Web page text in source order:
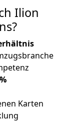
Ilion
Karten